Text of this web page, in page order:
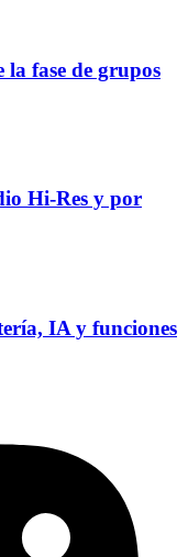
fase de grupos
Hi-Res y por
IA y funciones